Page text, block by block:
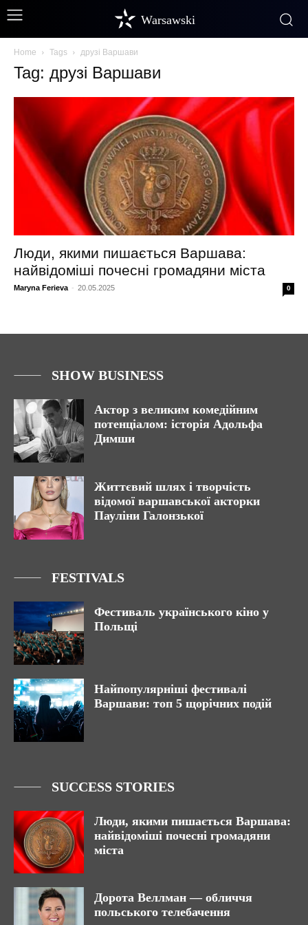
Warsawski
Home Tags друзі Варшави
Tag: друзі Варшави
Люди, якими пишається Варшава:
найвідоміші почесні громадяни міста
Maryna Ferieva - 20.05.2025 0
SHOW BUSINESS
Актор з великим комедійним
потенціалом: історія Адольфа
Димши
Життєвий шлях і творчість
відомої варшавської акторки
Пауліни Галонзької
FESTIVALS
Фестиваль українського кіно у
Польщі
Найпопулярніші фестивалі
Варшави: топ 5 щорічних подій
SUCCESS STORIES
Люди, якими пишається Варшава:
найвідоміші почесні громадяни
міста
Дорота Веллман — обличчя
польського телебачення